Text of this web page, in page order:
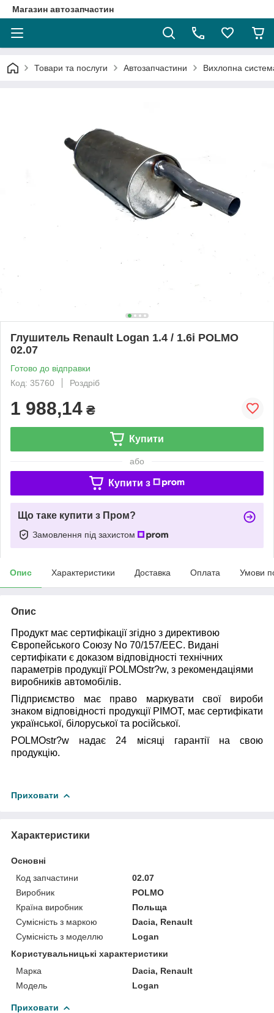
Магазин автозапчастин
Товари та послуги Автозапчастини Вихлопна
Глушитель Renault Logan 1.4 / 1.6i POLMO
02.07
Готово до відправки
Код: 35760
Роздріб
1 988,14 ₴
Купити
або
Купити з
Що таке купити з Пром?
Замовлення під захистом
Опис Характеристики Доставка Оплата Умови
Опис
Продукт має сертифікації згідно з директивою
Європейського Союзу No 70/157/EEC. Видані
сертифікати є доказом відповідності технічних
параметрів продукції POLMOstr?w, з рекомендаціями
виробників автомобілів.
Підприємство має право маркувати свої вироби
знаком відповідності продукції PIMOT, має сертифікати
української, білоруської та російської.
POLMOstr?w надає 24 місяці гарантії на свою
продукцію.
Приховати
Характеристики
Основні
Код запчастини
02.07
Виробник
POLMO
Країна виробник
Польща
Сумісність з маркою
Dacia, Renault
Сумісність з моделлю
Logan
Користувальницькі характеристики
Марка
Dacia, Renault
Мoдель
Logan
Приховати